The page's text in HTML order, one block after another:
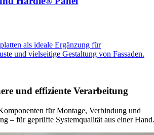
als ideale Ergänzung für
und vielseitige Gestaltung von Fassaden.
und effiziente Verarbeitung
für Montage, Verbindung und
– für geprüfte Systemqualität aus einer Hand.